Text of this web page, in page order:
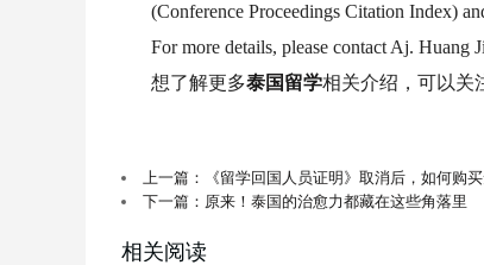
(Conference Proceedings Citation Index)
For more details, please contact Aj. Huang
想了解更多泰国留学相关介绍，可以关
上一篇：《留学回国人员证明》取消后，如何购买
下一篇：原来！泰国的治愈力都藏在这些角落里
相关阅读